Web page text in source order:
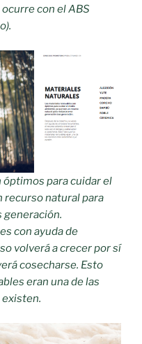
con el ABS
para cuidar el
recurso natural para
generación.
con ayuda de
volverá a crecer por sí
cosecharse. Esto
eran una de las